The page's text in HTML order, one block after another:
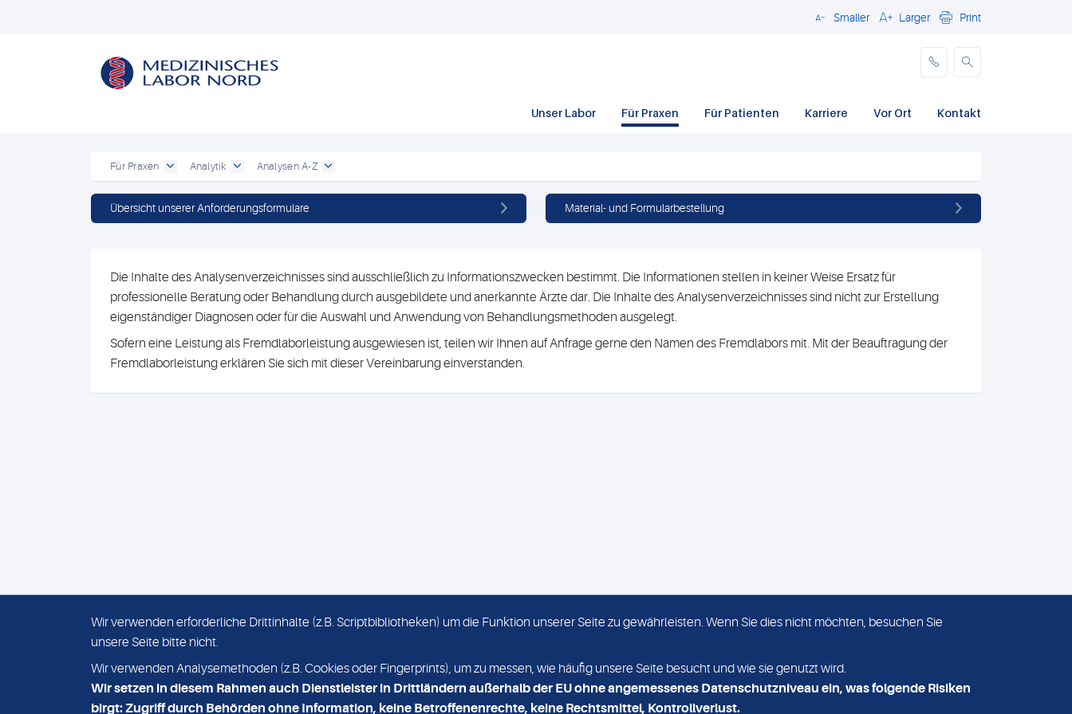
SchließenSmaller Larger Print
Unser Labor Für Praxen Für Patienten Karriere Vor Ort Kontakt
Für Praxen Analytik Analysen A-Z
Übersicht unserer Anforderungsformulare Material- und Formularbestellung
Die Inhalte des Analysenverzeichnisses sind ausschließlich zu Informationszwecken bestimmt. Die Informationen stellen in keiner Weise Ersatz für
professionelle Beratung oder Behandlung durch ausgebildete und anerkannte Ärzte dar. Die Inhalte des Analysenverzeichnisses sind nicht zur Erstellung
eigenständiger Diagnosen oder für die Auswahl und Anwendung von Behandlungsmethoden ausgelegt.
Sofern eine Leistung als Fremdlaborleistung ausgewiesen ist, teilen wir Ihnen auf Anfrage gerne den Namen des Fremdlabors mit. Mit der Beauftragung der
Fremdlaborleistung erklären Sie sich mit dieser Vereinbarung einverstanden.
IMPRESSUM
MVZ Medizinisches Labor
Nord MLN GmbH
Wir verwenden erforderliche Drittinhalte (z.B. Scriptbibliotheken) um die Funktion unserer Seite zu gewährleisten. Wenn Sie dies nicht möchten, besuchen Sie
unsere Seite bitte nicht.
Wir verwenden Analysemethoden (z.B. Cookies oder Fingerprints), um zu messen, wie häufig unsere Seite besucht und wie sie genutzt wird.
Wir setzen in diesem Rahmen auch Dienstleister in Drittländern außerhalb der EU ohne angemessenes Datenschutzniveau ein, was folgende Risiken
birgt: Zugriff durch Behörden ohne Information, keine Betroffenenrechte, keine Rechtsmittel, Kontrollverlust.